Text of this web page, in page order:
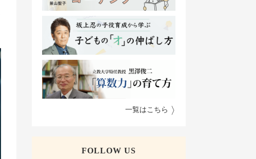
一覧はこちら
FOLLOW US